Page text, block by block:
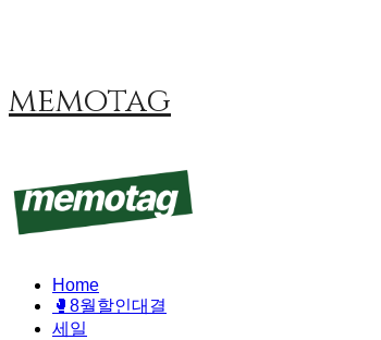
memotag
Home
🥊8월할인대결
세일